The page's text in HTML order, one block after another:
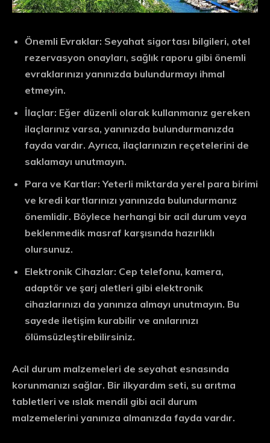
Önemli Evraklar: Seyahat sigortası bilgileri, otel
rezervasyon onayları, sağlık raporu gibi önemli
evraklarınızı yanınızda bulundurmayı ihmal
etmeyin.
İlaçlar: Eğer düzenli olarak kullanmanız gereken
ilaçlarınız varsa, yanınızda bulundurmanızda
fayda vardır. Ayrıca, ilaçlarınızın reçetelerini de
saklamayı unutmayın.
Para ve Kartlar: Yeterli miktarda yerel para birimi
ve kredi kartlarınızı yanınızda bulundurmanız
önemlidir. Böylece herhangi bir acil durum veya
beklenmedik masraf karşısında hazırlıklı
olursunuz.
Elektronik Cihazlar: Cep telefonu, kamera,
adaptör ve şarj aletleri gibi elektronik
cihazlarınızı da yanınıza almayı unutmayın. Bu
sayede iletişim kurabilir ve anılarınızı
ölümsüzleştirebilirsiniz.
Acil durum malzemeleri de seyahat esnasında
korunmanızı sağlar. Bir ilkyardım seti, su arıtma
tabletleri ve ıslak mendil gibi acil durum
malzemelerini yanınıza almanızda fayda vardır.